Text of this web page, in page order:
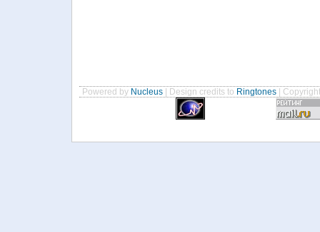
Powered by Nucleus | Design credits to Ringtones |